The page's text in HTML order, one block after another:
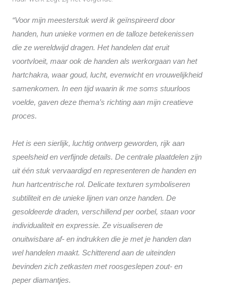
“Voor mijn meesterstuk werd ik geïnspireerd door
handen, hun unieke vormen en de talloze betekenissen
die ze wereldwijd dragen. Het handelen dat eruit
voortvloeit, maar ook de handen als werkorgaan van het
hartchakra, waar goud, lucht, evenwicht en vrouwelijkheid
samenkomen. In een tijd waarin ik me soms stuurloos
voelde, gaven deze thema’s richting aan mijn creatieve
proces.
Het is een sierlijk, luchtig ontwerp geworden, rijk aan
speelsheid en verfijnde details. De centrale plaatdelen zijn
uit één stuk vervaardigd en representeren de handen en
hun hartcentrische rol. Delicate texturen symboliseren
subtiliteit en de unieke lijnen van onze handen. De
gesoldeerde draden, verschillend per oorbel, staan voor
individualiteit en expressie. Ze visualiseren de
onuitwisbare af- en indrukken die je met je handen dan
wel handelen maakt. Schitterend aan de uiteinden
bevinden zich zetkasten met roosgeslepen zout- en
peper diamantjes.